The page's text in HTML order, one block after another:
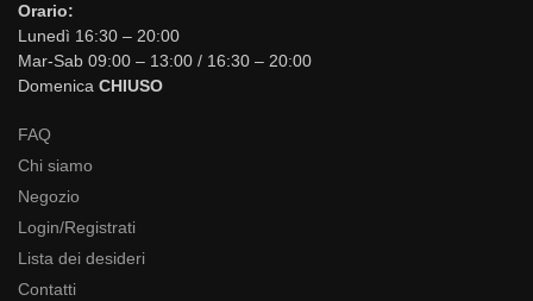
Orario:
Lunedì 16:30 – 20:00
Mar-Sab 09:00 – 13:00 / 16:30 – 20:00
Domenica CHIUSO
FAQ
Chi siamo
Negozio
Login/Registrati
Lista dei desideri
Contatti